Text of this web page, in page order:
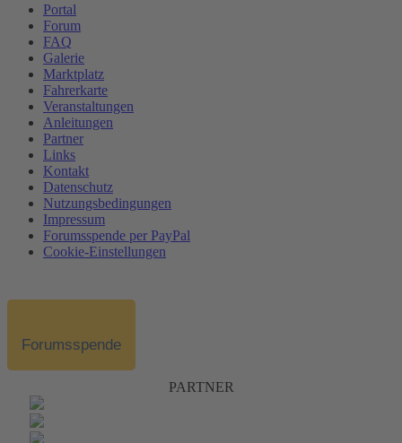
Portal
Forum
FAQ
Galerie
Marktplatz
Fahrerkarte
Veranstaltungen
Anleitungen
Partner
Links
Kontakt
Datenschutz
Nutzungsbedingungen
Impressum
Forumsspende per PayPal
Cookie-Einstellungen
Forumsspende
PARTNER